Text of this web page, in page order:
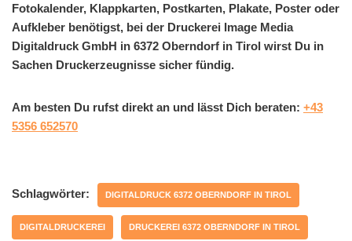
Fotokalender, Klappkarten, Postkarten, Plakate, Poster oder
Aufkleber benötigst, bei der Druckerei Image Media
Digitaldruck GmbH in 6372 Oberndorf in Tirol wirst Du in
Sachen Druckerzeugnisse sicher fündig.
Am besten Du rufst direkt an und lässt Dich beraten: +43
5356 652570
Schlagwörter: DIGITALDRUCK 6372 OBERNDORF IN TIROL
DIGITALDRUCKEREI DRUCKEREI 6372 OBERNDORF IN TIROL